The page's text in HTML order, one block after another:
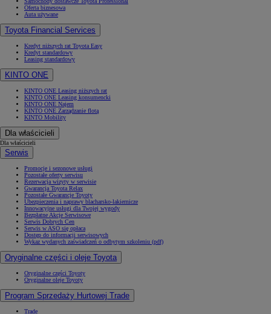
Oferta biznesowa
Auta używane
Toyota Financial Services
Kredyt niższych rat Toyota Easy
Kredyt standardowy
Leasing standardowy
KINTO ONE
KINTO ONE Leasing niższych rat
KINTO ONE Leasing konsumencki
KINTO ONE Najem
KINTO ONE Zarządzanie flotą
KINTO Mobility
Dla właścicieli
Dla właścicieli
Serwis
Promocje i sezonowe usługi
Pozostałe oferty serwisu
Rezerwacja wizyty w serwisie
Gwarancja Toyota Relax
Pozostałe Gwarancje Toyoty
Ubezpieczenia i naprawy blacharsko-lakiernicze
Innowacyjne usługi dla Twojej wygody
Bezpłatne Akcje Serwisowe
Serwis Dobrych Cen
Serwis w ASO się opłaca
Dostęp do informacji serwisowych
Wykaz wydanych zaświadczeń o odbytym szkoleniu (pdf)
Oryginalne części i oleje Toyota
Oryginalne części Toyoty
Oryginalne oleje Toyoty
Program Sprzedaży Hurtowej Trade
Trade